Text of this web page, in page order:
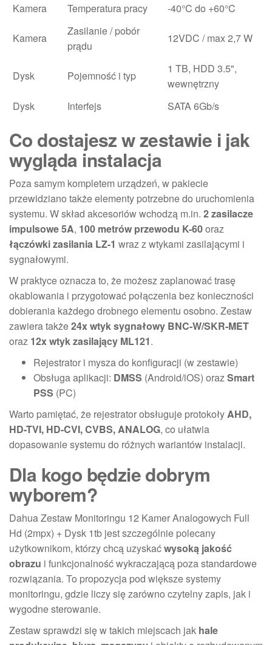
Kamera
Temperatura pracy -40°C do +60°C
Kamera
Zasilanie / pobór
prądu
12VDC / max 2,7 W
Dysk Pojemność i typ
1 TB, HDD 3.5",
wewnętrzny
Dysk
Interfejs SATA 6Gb/s
Co dostajesz w zestawie i jak
wygląda instalacja
Poza samym kompletem urządzeń, w pakiecie
przewidziano także elementy potrzebne do uruchomienia
systemu. W skład akcesoriów wchodzą m.in. 2 zasilacze
impulsowe 5A, 100 metrów przewodu K-60oraz
łączówki zasilania LZ-1 wraz z wtykami zasilającymi i
sygnałowymi.
W praktyce oznacza to, że możesz zaplanować trasę
okablowania i przygotować połączenia bez konieczności
dobierania każdego drobnego elementu osobno. Zestaw
zawiera także24x wtyk sygnałowy BNC-W/SKR-MET
oraz 12x wtyk zasilający ML121.
Rejestrator i mysza do konfiguracji (w zestawie)
Obsługa aplikacji: DMSS (Android/iOS) orazSmart
PSS (PC)
Warto pamiętać, że rejestrator obsługuje protokołyAHD,
HD-TVI, HD-CVI, CVBS, ANALOG, co ułatwia
dopasowanie systemu do różnych wariantów instalacji.
Dla kogo będzie dobrym
wyborem?
Dahua Zestaw Monitoringu 12 Kamer Analogowych Full
Hd (2mpx) + Dysk 1tb jest szczególnie polecany
użytkownikom, którzy chcą uzyskaćwysoką jakość
obrazu i funkcjonalność wykraczającą poza standardowe
rozwiązania. To propozycja pod większe systemy
monitoringu, gdzie liczy się zarówno czytelny zapis, jak i
wygodne sterowanie.
Zestaw sprawdzi się w takich miejscach jak hale